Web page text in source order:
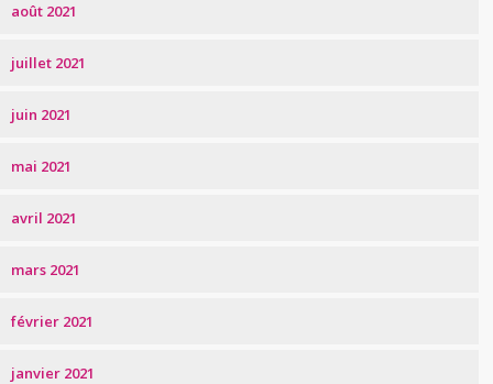
août 2021
juillet 2021
juin 2021
mai 2021
avril 2021
mars 2021
février 2021
janvier 2021